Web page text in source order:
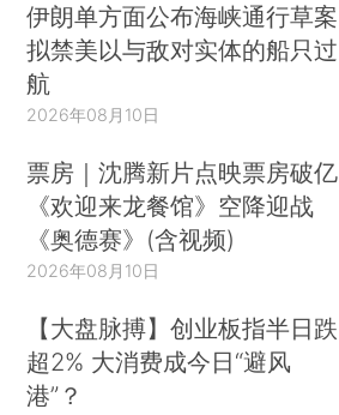
伊朗单方面公布海峡通行草案
拟禁美以与敌对实体的船只过
航
2026年08月10日
票房｜沈腾新片点映票房破亿
《欢迎来龙餐馆》空降迎战
《奥德赛》(含视频)
2026年08月10日
【大盘脉搏】创业板指半日跌
超2% 大消费成今日“避风
港”？